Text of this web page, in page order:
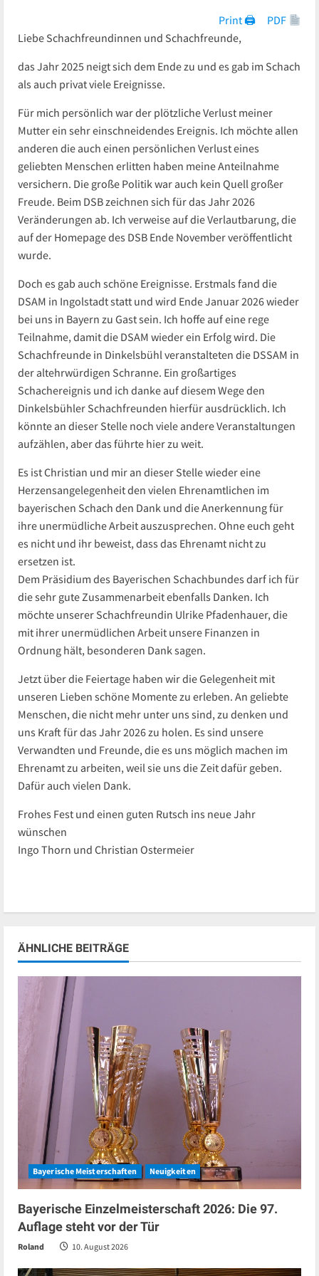
Print 🖨
PDF
Liebe Schachfreundinnen und Schachfreunde,
das Jahr 2025 neigt sich dem Ende zu und es gab im Schach
als auch privat viele Ereignisse.
Für mich persönlich war der plötzliche Verlust meiner
Mutter ein sehr einschneidendes Ereignis. Ich möchte allen
anderen die auch einen persönlichen Verlust eines
geliebten Menschen erlitten haben meine Anteilnahme
versichern. Die große Politik war auch kein Quell großer
Freude. Beim DSB zeichnen sich für das Jahr 2026
Veränderungen ab. Ich verweise auf die Verlautbarung, die
auf der Homepage des DSB Ende November veröffentlicht
wurde.
Doch es gab auch schöne Ereignisse. Erstmals fand die
DSAM in Ingolstadt statt und wird Ende Januar 2026 wieder
bei uns in Bayern zu Gast sein. Ich hoffe auf eine rege
Teilnahme, damit die DSAM wieder ein Erfolg wird. Die
Schachfreunde in Dinkelsbühl veranstalteten die DSSAM in
der altehrwürdigen Schranne. Ein großartiges
Schachereignis und ich danke auf diesem Wege den
Dinkelsbühler Schachfreunden hierfür ausdrücklich. Ich
könnte an dieser Stelle noch viele andere Veranstaltungen
aufzählen, aber das führte hier zu weit.
Es ist Christian und mir an dieser Stelle wieder eine
Herzensangelegenheit den vielen Ehrenamtlichen im
bayerischen Schach den Dank und die Anerkennung für
ihre unermüdliche Arbeit auszusprechen. Ohne euch geht
es nicht und ihr beweist, dass das Ehrenamt nicht zu
ersetzen ist.
Dem Präsidium des Bayerischen Schachbundes darf ich für
die sehr gute Zusammenarbeit ebenfalls Danken. Ich
möchte unserer Schachfreundin Ulrike Pfadenhauer, die
mit ihrer unermüdlichen Arbeit unsere Finanzen in
Ordnung hält, besonderen Dank sagen.
Jetzt über die Feiertage haben wir die Gelegenheit mit
unseren Lieben schöne Momente zu erleben. An geliebte
Menschen, die nicht mehr unter uns sind, zu denken und
uns Kraft für das Jahr 2026 zu holen. Es sind unsere
Verwandten und Freunde, die es uns möglich machen im
Ehrenamt zu arbeiten, weil sie uns die Zeit dafür geben.
Dafür auch vielen Dank.
Frohes Fest und einen guten Rutsch ins neue Jahr
wünschen
Ingo Thorn und Christian Ostermeier
ÄHNLICHE BEITRÄGE
Bayerische Meisterschaften Neuigkeiten
Bayerische Einzelmeisterschaft 2026: Die 97.
Auflage steht vor der Tür
Roland 10. August 2026